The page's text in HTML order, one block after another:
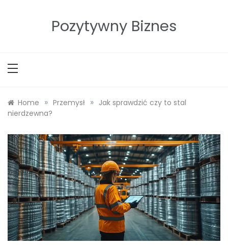
Pozytywny Biznes
Home » Przemysł » Jak sprawdzić czy to stal
nierdzewna?